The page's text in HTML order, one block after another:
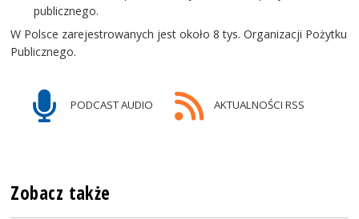
publicznego.
W Polsce zarejestrowanych jest około 8 tys. Organizacji Pożytku
Publicznego.
PODCAST AUDIO AKTUALNOŚCI RSS
Zobacz także